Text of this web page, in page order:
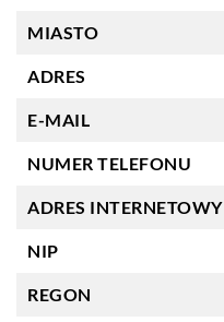
MIASTO
ADRES
E-MAIL
NUMER TELEFONU
ADRES INTERNETOWY
NIP
REGON